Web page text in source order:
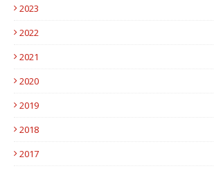
2023
2022
2021
2020
2019
2018
2017